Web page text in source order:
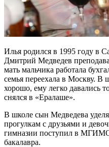
Илья родился в 1995 году в
Дмитрий Медведев
мать мальчика работала
семья переехала в Москву. В
хорошо, ему легко давались
снялся в «Ералаше».
В школе сын Медведева
прогулкам с друзьями и
гимназии поступил в
бакалавра.